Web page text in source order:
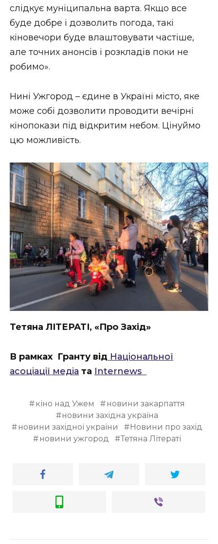
слідкує муніципальна варта. Якщо все
буде добре і дозволить погода, такі
кіновечори буде влаштовувати частіше,
але точних анонсів і розкладів поки не
робимо».
Нині Ужгород – єдине в Україні місто, яке
може собі дозволити проводити вечірні
кінопокази під відкритим небом. Цінуймо
цю можливість.
Тетяна ЛІТЕРАТІ, «Про Захід»
В рамках Гранту від Національної
асоціації медіа та Internews
кіно над Ужем
новини закарпаття
новини західна україна
новини західної україни
Новини про захід
новини ужгород
Тетяна Літераті